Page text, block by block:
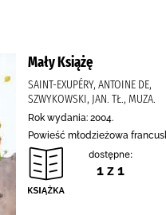
Mały Książę
SAINT-EXUPÉRY, ANTOINE DE,
SZWYKOWSKI, JAN. TŁ., MUZA.
Rok wydania: 2004.
Powieść młodzieżowa
dostępne:
1 z 1